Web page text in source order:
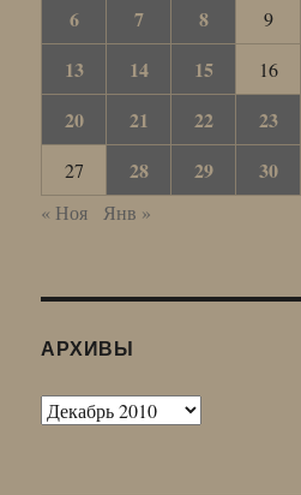
6
7 8 9
13
14 15 16
20
21 22 23
27 28 29 30
« Ноя Янв »
АРХИВЫ
Архивы